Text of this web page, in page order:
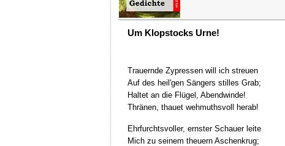
Um Klopstocks Urne!
Trauernde Zypressen will ich streuen
Auf des heil'gen Sängers stilles Grab;
Haltet an die Flügel, Abendwinde!
Thränen, thauet wehmuthsvoll herab!
Ehrfurchtsvoller, ernster Schauer leite
Mich zu seinem theuern Aschenkrug;